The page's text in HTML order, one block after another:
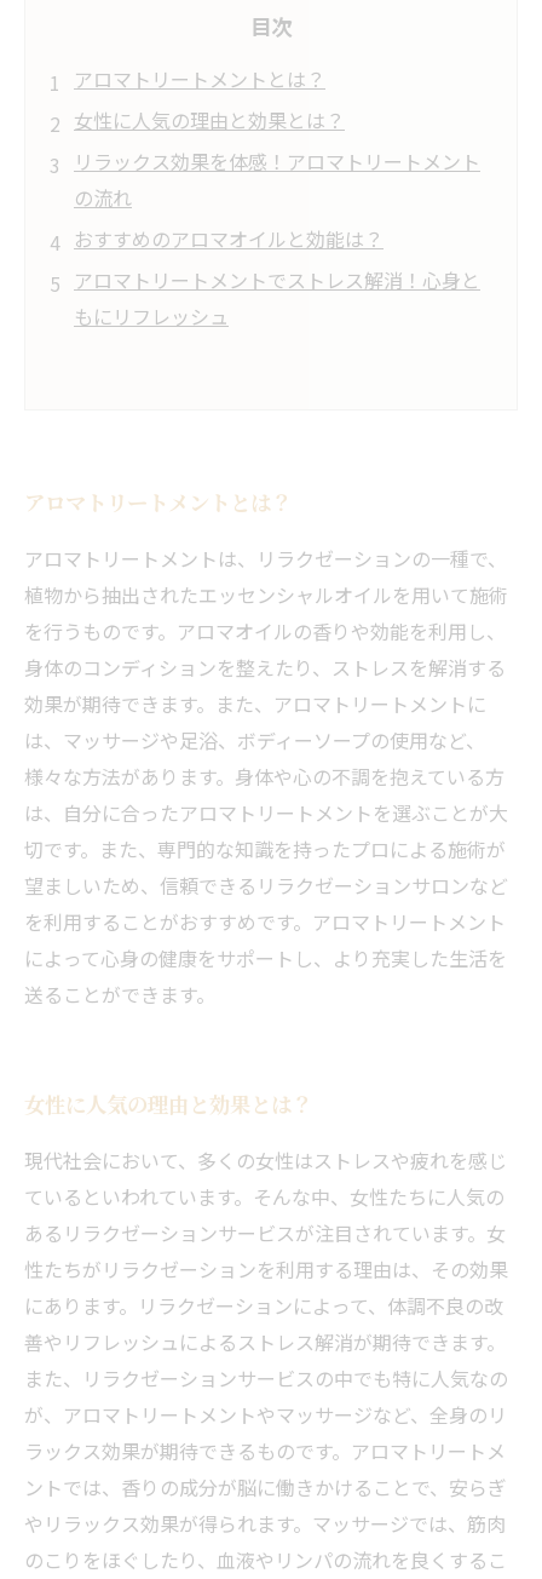
目次
アロマトリートメントとは？
女性に人気の理由と効果とは？
リラックス効果を体感！アロマトリートメント
の流れ
おすすめのアロマオイルと効能は？
アロマトリートメントでストレス解消！心身と
もにリフレッシュ
アロマトリートメントとは？
アロマトリートメントは、リラクゼーションの一種で、
植物から抽出されたエッセンシャルオイルを用いて施術
を行うものです。アロマオイルの香りや効能を利用し、
身体のコンディションを整えたり、ストレスを解消する
効果が期待できます。また、アロマトリートメントに
は、マッサージや足浴、ボディーソープの使用など、
様々な方法があります。身体や心の不調を抱えている方
は、自分に合ったアロマトリートメントを選ぶことが大
切です。また、専門的な知識を持ったプロによる施術が
望ましいため、信頼できるリラクゼーションサロンなど
を利用することがおすすめです。アロマトリートメント
によって心身の健康をサポートし、より充実した生活を
送ることができます。
女性に人気の理由と効果とは？
現代社会において、多くの女性はストレスや疲れを感じ
ているといわれています。そんな中、女性たちに人気の
あるリラクゼーションサービスが注目されています。女
性たちがリラクゼーションを利用する理由は、その効果
にあります。リラクゼーションによって、体調不良の改
善やリフレッシュによるストレス解消が期待できます。
また、リラクゼーションサービスの中でも特に人気なの
が、アロマトリートメントやマッサージなど、全身のリ
ラックス効果が期待できるものです。アロマトリートメ
ントでは、香りの成分が脳に働きかけることで、安らぎ
やリラックス効果が得られます。マッサージでは、筋肉
のこりをほぐしたり、血液やリンパの流れを良くするこ